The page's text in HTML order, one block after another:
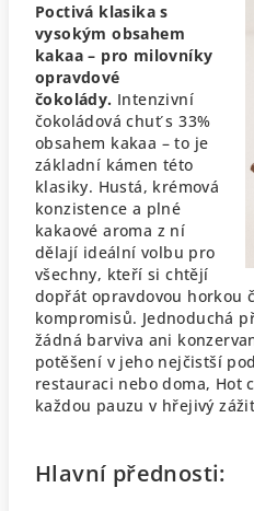
Poctivá klasika s
vysokým obsahem
kakaa – pro milovníky
opravdové
čokolády. Intenzivní
čokoládová chuť s 33%
obsahem kakaa – to je
základní kámen této
klasiky. Hustá, krémová
konzistence a plné
kakaové aroma z ní
dělají ideální volbu pro
všechny, kteří si chtějí
dopřát opravdovou horkou
kompromisů. Jednoduchá
žádná barviva ani
potěšení v jeho nejčistší
restauraci nebo doma, Hot
každou pauzu v hřejivý
Hlavní přednosti: